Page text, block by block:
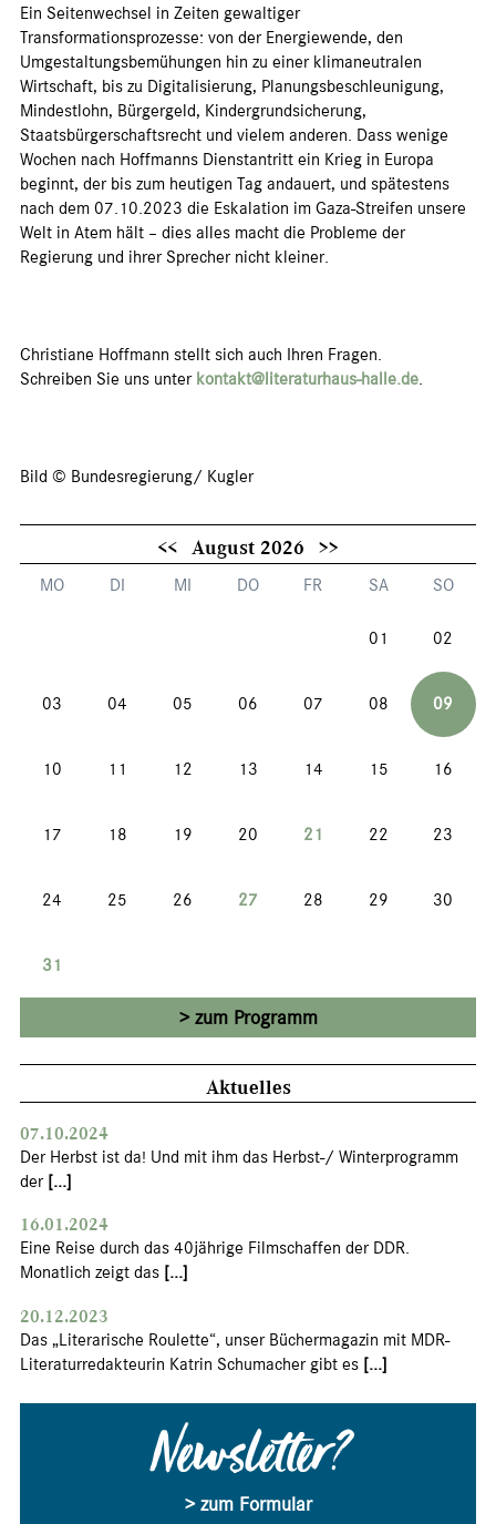
Ein Seitenwechsel in Zeiten gewaltiger
Transformationsprozesse: von der Energiewende, den
Umgestaltungsbemühungen hin zu einer klimaneutralen
Wirtschaft, bis zu Digitalisierung, Planungsbeschleunigung,
Mindestlohn, Bürgergeld, Kindergrundsicherung,
Staatsbürgerschaftsrecht und vielem anderen. Dass wenige
Wochen nach Hoffmanns Dienstantritt ein Krieg in Europa
beginnt, der bis zum heutigen Tag andauert, und spätestens
nach dem 07.10.2023 die Eskalation im Gaza-Streifen unsere
Welt in Atem hält – dies alles macht die Probleme der
Regierung und ihrer Sprecher nicht kleiner.
Christiane Hoffmann stellt sich auch Ihren Fragen.
Schreiben Sie uns unter kontakt@literaturhaus-halle.de.
Bild © Bundesregierung/ Kugler
<< August 2026 >>
MO DI MI DO FR SA SO
01 02
03 04 05 06 07 08 09
10 11 12 13 14 15 16
17 18 19 20 21 22 23
24 25 26 27 28 29 30
31
zum Programm
Aktuelles
07.10.2024
Der Herbst ist da! Und mit ihm das Herbst-/ Winterprogramm
der [...]
16.01.2024
Eine Reise durch das 40jährige Filmschaffen der DDR.
Monatlich zeigt das [...]
20.12.2023
Das „Literarische Roulette“, unser Büchermagazin mit MDR-
Literaturredakteurin Katrin Schumacher gibt es [...]
Newsletter?
> zum Formular